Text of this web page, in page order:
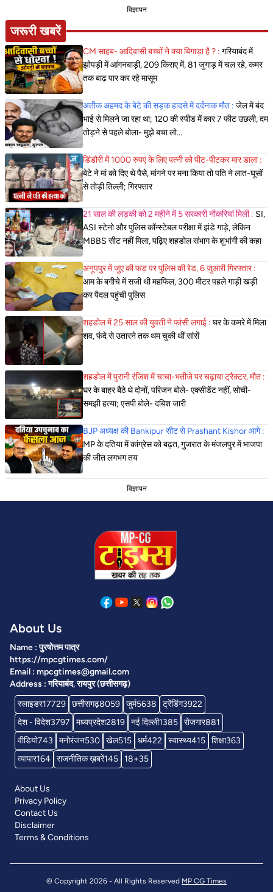
विज्ञापन
जरूरी खबरें
CM साहब- आदिवासी बच्चों ने क्या बिगाड़ा है ? : गरियाबंद में
झोपड़ी में आंगनबाड़ी, 209 किराए में, 81 जुगाड़ में चल रहे, कमर
तक बाढ़ पार कर रहे मासूम
अतीक अहमद के बेटे की सड़क हादसे में दर्दनाक मौत : जेल में बंद
भाई से मिलने जा रहा था; 120 की स्पीड में कार 7 फीट उछली, दम
तोड़ने से पहले बोला- मुझे बचा लो...
डिंडौरी में 1000 रुपए के लिए पत्नी को पीट-पीटकर मार डाला :
बेटे ने मां को दिए थे पैसे, मांगने पर मना किया तो पति ने लात-घूसों
से तोड़ी तिल्ली; गिरफ्तार
21 साल की लड़की को 2 महीने में 5 सरकारी नौकरियां मिली : SI,
ASI स्टेनो और पुलिस कॉन्स्टेबल परीक्षा में झंडे गाड़े, लेकिन
MBBS सीट नहीं मिला, पढ़िए शहडोल संभाग के शुभांगी की कहा
अनूपपुर में जुए की फड़ पर पुलिस की रेड, 6 जुआरी गिरफ्तार :
आम के बगीचे में सजी थी महफिल, 300 मीटर पहले गाड़ी खड़ी
कर पैदल पहुंची पुलिस
शहडोल में 25 साल की युवती ने फांसी लगाई : घर के कमरे में मिला
शव, फंदे से उतारने तक थम चुकी थीं सांसें
शहडोल में पुरानी रंजिश में चाचा-भतीजे पर चढ़ाया ट्रैक्टर, मौत :
घर के बाहर बैठे थे दोनों, परिजन बोले- एक्सीडेंट नहीं, सोची-
समझी हत्या; एसपी बोले- दबिश जारी
BJP अध्यक्ष की Bankipur सीट से Prashant Kishor आगे :
MP के दतिया में कांग्रेस को बढ़त, गुजरात के मंजलपुर में भाजपा
की जीत लगभग तय
विज्ञापन
About Us
Name : पुरषोत्तम पात्र
https://mpcgtimes.com/
Email : mpcgtimes@gmail.com
Address : गरियाबंद, रायपुर (छत्तीसगढ़)
स्लाइडर17729 छत्तीसगढ़8059 जुर्म5638 ट्रेंडिंग3922
देश - विदेश3797 मध्यप्रदेश2819 नई दिल्ली1385 रोजगार881
वीडियो743 मनोरंजन530 खेल515 धर्म422 स्वास्थ्य415 शिक्षा363
व्यापार164 राजनीतिक ख़बरें145 18+35
About Us
Privacy Policy
Contact Us
Disclaimer
Terms & Conditions
© Copyright 2026 - All Rights Reserved MP CG Times